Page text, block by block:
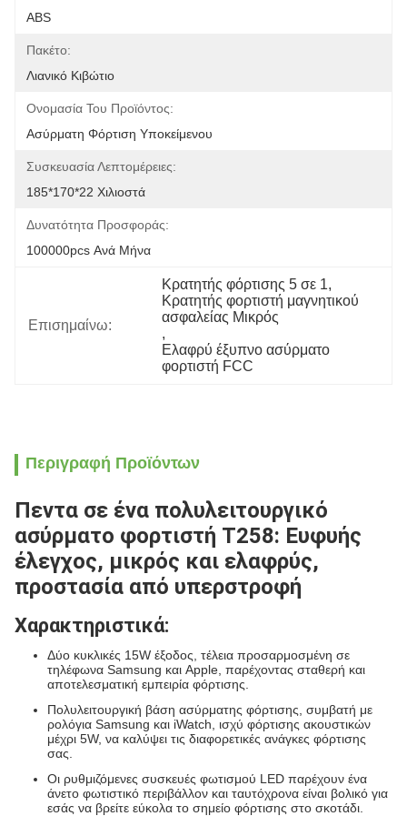
ABS
Πακέτο:
Λιανικό Κιβώτιο
Ονομασία Του Προϊόντος:
Ασύρματη Φόρτιση Υποκείμενου
Συσκευασία Λεπτομέρειες:
185*170*22 Χιλιοστά
Δυνατότητα Προσφοράς:
100000pcs Ανά Μήνα
Επισημαίνω:
Κρατητής φόρτισης 5 σε 1,
Κρατητής φορτιστή μαγνητικού
ασφαλείας Μικρός
,
Ελαφρύ έξυπνο ασύρματο
φορτιστή FCC
Περιγραφή Προϊόντων
Πεντα σε ένα πολυλειτουργικό
ασύρματο φορτιστή T258: Ευφυής
έλεγχος, μικρός και ελαφρύς,
προστασία από υπερστροφή
Χαρακτηριστικά:
Δύο κυκλικές 15W έξοδος, τέλεια προσαρμοσμένη σε
τηλέφωνα Samsung και Apple, παρέχοντας σταθερή και
αποτελεσματική εμπειρία φόρτισης.
Πολυλειτουργική βάση ασύρματης φόρτισης, συμβατή με
ρολόγια Samsung και iWatch, ισχύ φόρτισης ακουστικών
μέχρι 5W, να καλύψει τις διαφορετικές ανάγκες φόρτισης
σας.
Οι ρυθμιζόμενες συσκευές φωτισμού LED παρέχουν ένα
άνετο φωτιστικό περιβάλλον και ταυτόχρονα είναι βολικό για
εσάς να βρείτε εύκολα το σημείο φόρτισης στο σκοτάδι.